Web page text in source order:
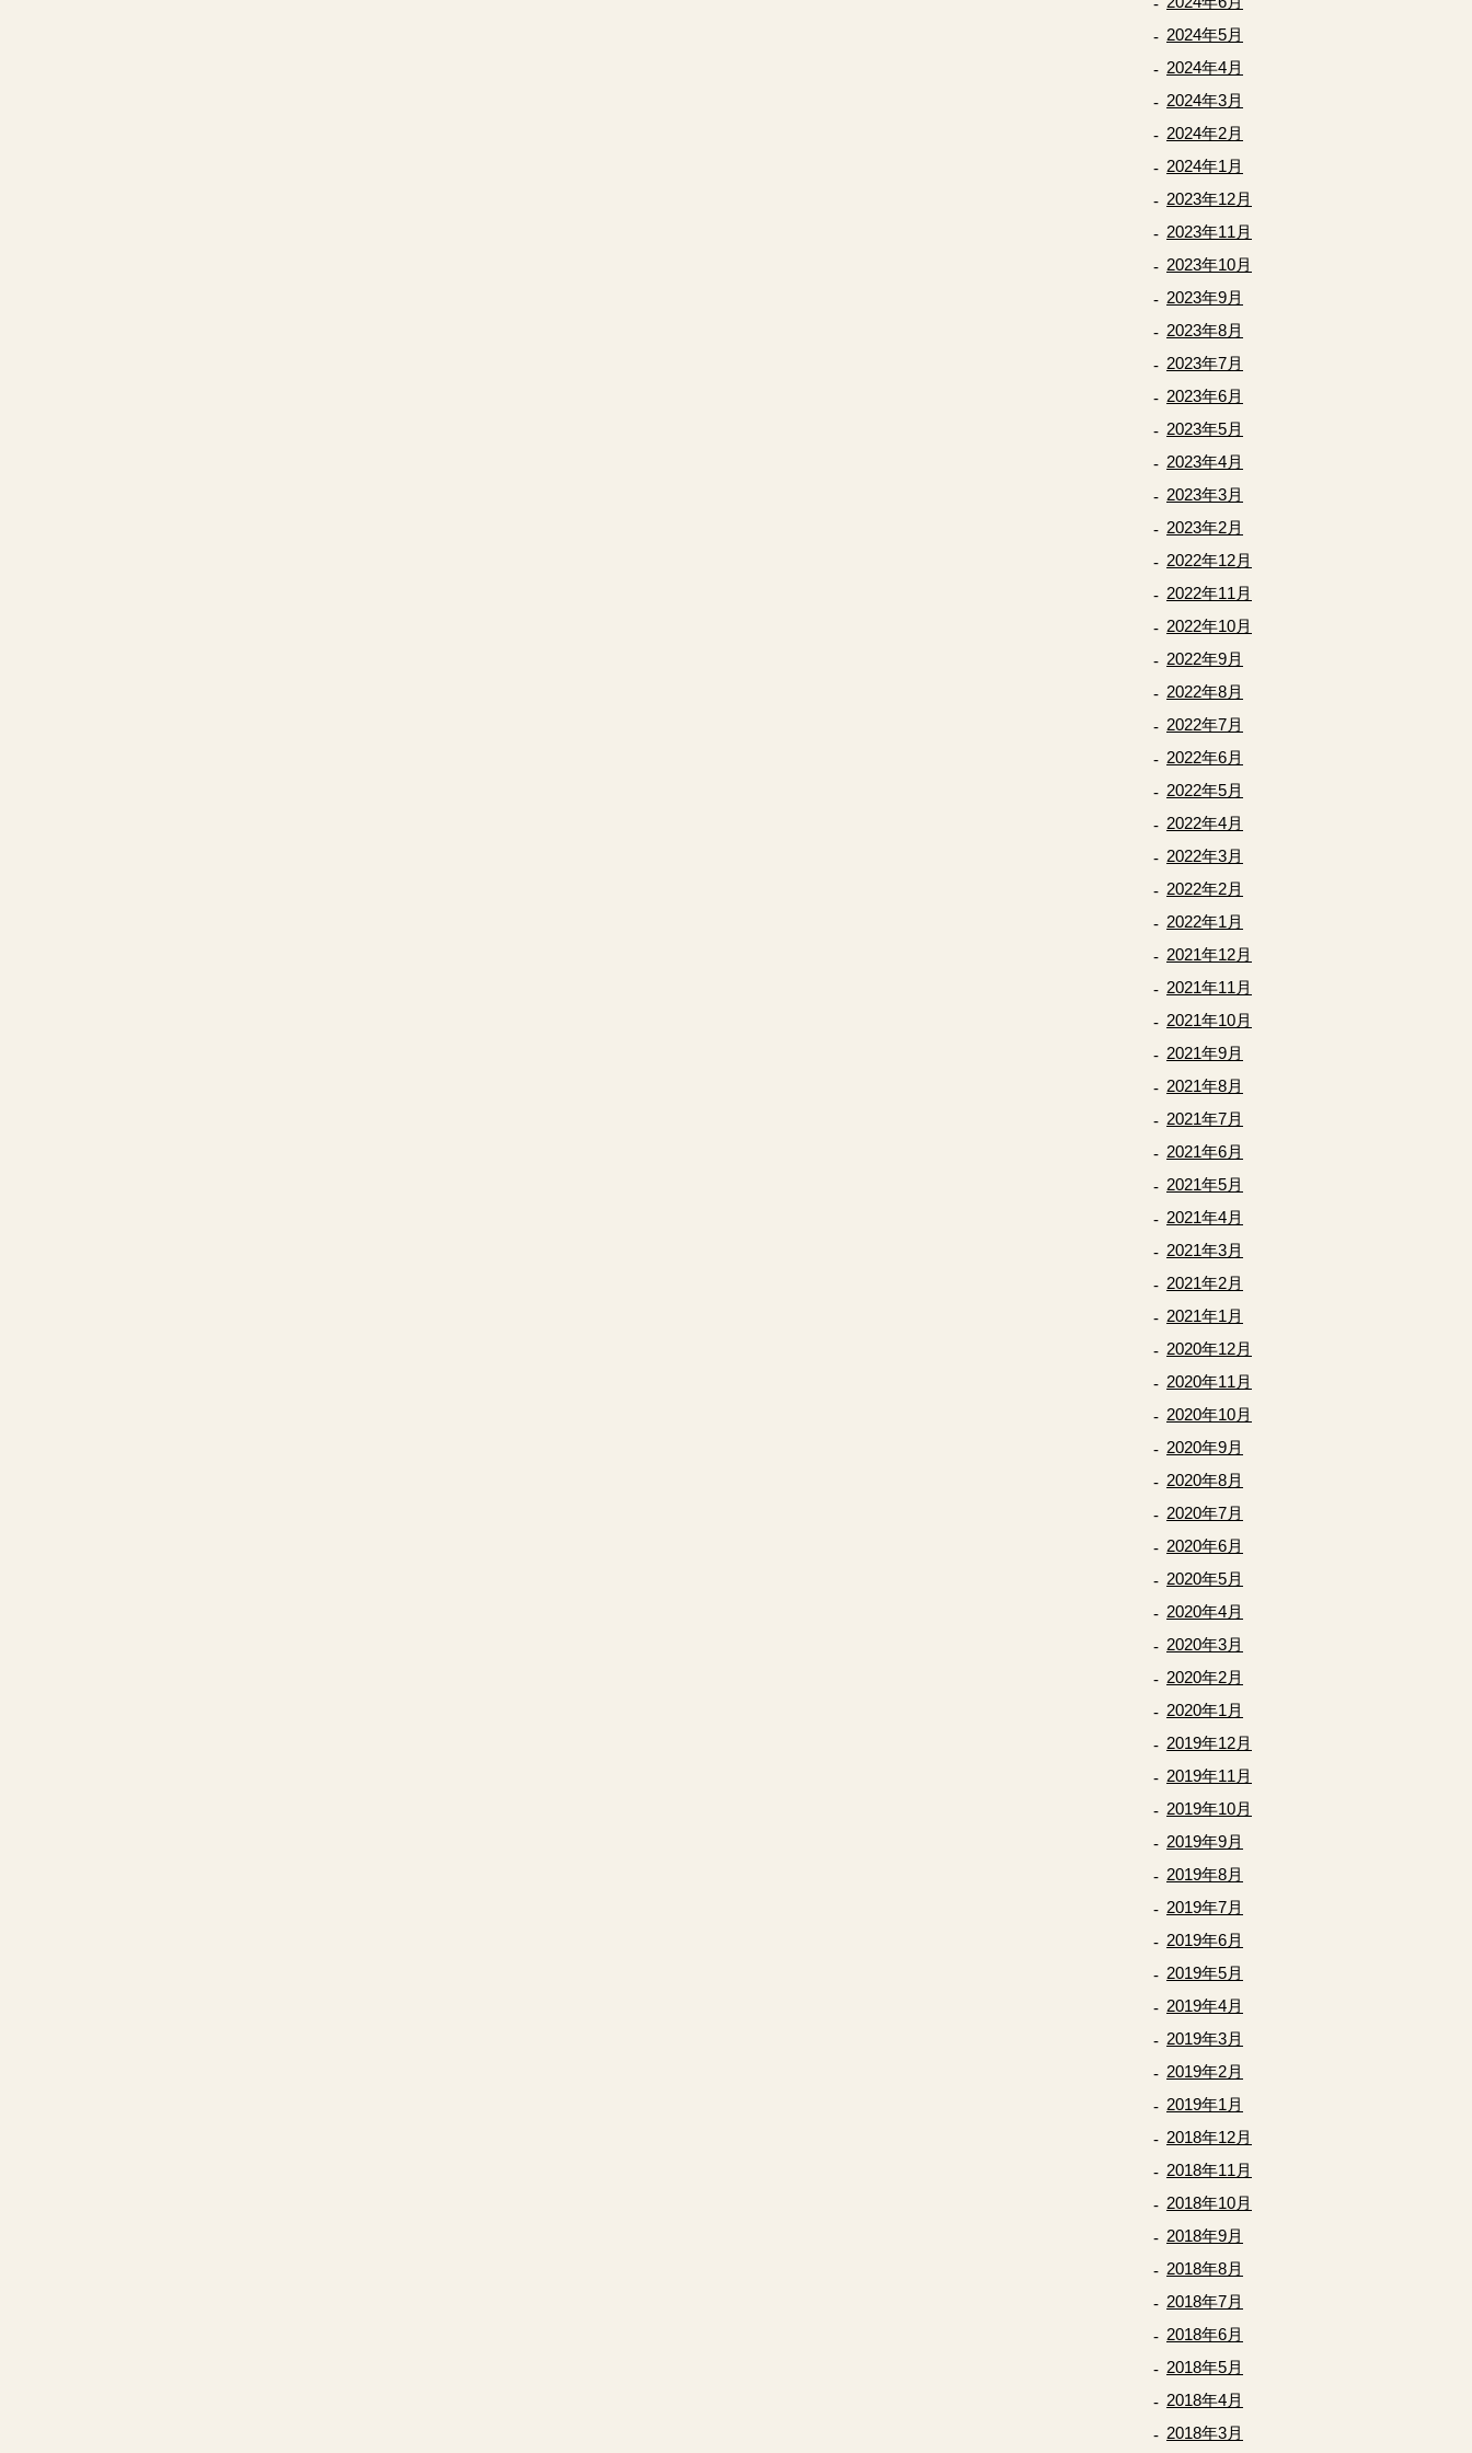
2024年5月
2024年4月
2024年3月
2024年2月
2024年1月
2023年12月
2023年11月
2023年10月
2023年9月
2023年8月
2023年7月
2023年6月
2023年5月
2023年4月
2023年3月
2023年2月
2022年12月
2022年11月
2022年10月
2022年9月
2022年8月
2022年7月
2022年6月
2022年5月
2022年4月
2022年3月
2022年2月
2022年1月
2021年12月
2021年11月
2021年10月
2021年9月
2021年8月
2021年7月
2021年6月
2021年5月
2021年4月
2021年3月
2021年2月
2021年1月
2020年12月
2020年11月
2020年10月
2020年9月
2020年8月
2020年7月
2020年6月
2020年5月
2020年4月
2020年3月
2020年2月
2020年1月
2019年12月
2019年11月
2019年10月
2019年9月
2019年8月
2019年7月
2019年6月
2019年5月
2019年4月
2019年3月
2019年2月
2019年1月
2018年12月
2018年11月
2018年10月
2018年9月
2018年8月
2018年7月
2018年6月
2018年5月
2018年4月
2018年3月